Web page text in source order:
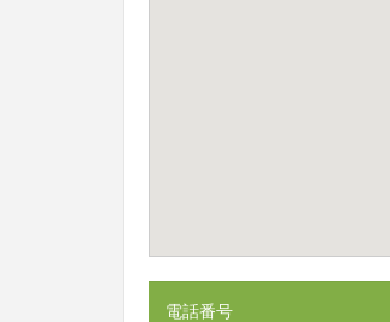
電話番号